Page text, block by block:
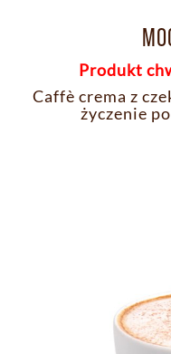
Produkt
Caffè crema z
życzenie